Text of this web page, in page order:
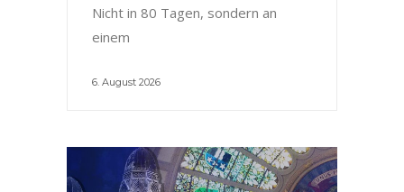
Nicht in 80 Tagen, sondern an
einem
6. August 2026